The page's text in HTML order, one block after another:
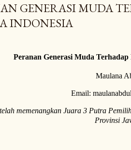
GENERASI MUDA
INDONESIA
Peranan Generasi Muda
Maulana
Email:
memenangkan Juara 3 Putra
Provinsi